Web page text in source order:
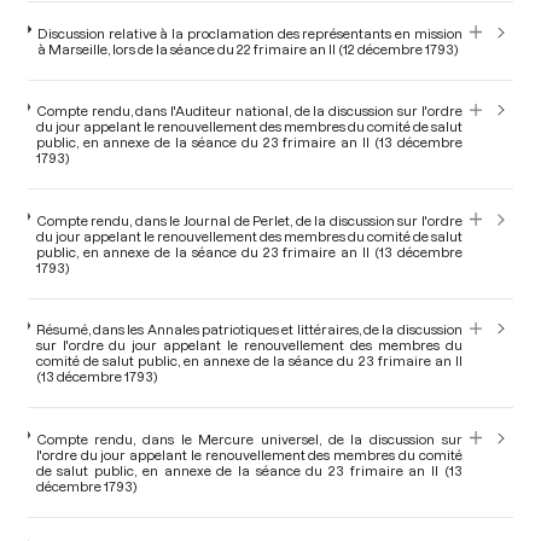
Discussion relative à la proclamation des représentants en mission
à Marseille, lors de la séance du 22 frimaire an II (12 décembre 1793)
Compte rendu, dans l'Auditeur national, de la discussion sur l'ordre
du jour appelant le renouvellement des membres du comité de salut
public, en annexe de la séance du 23 frimaire an II (13 décembre
1793)
Compte rendu, dans le Journal de Perlet, de la discussion sur l'ordre
du jour appelant le renouvellement des membres du comité de salut
public, en annexe de la séance du 23 frimaire an II (13 décembre
1793)
Résumé, dans les Annales patriotiques et littéraires, de la discussion
sur l'ordre du jour appelant le renouvellement des membres du
comité de salut public, en annexe de la séance du 23 frimaire an II
(13 décembre 1793)
Compte rendu, dans le Mercure universel, de la discussion sur
l'ordre du jour appelant le renouvellement des membres du comité
de salut public, en annexe de la séance du 23 frimaire an II (13
décembre 1793)